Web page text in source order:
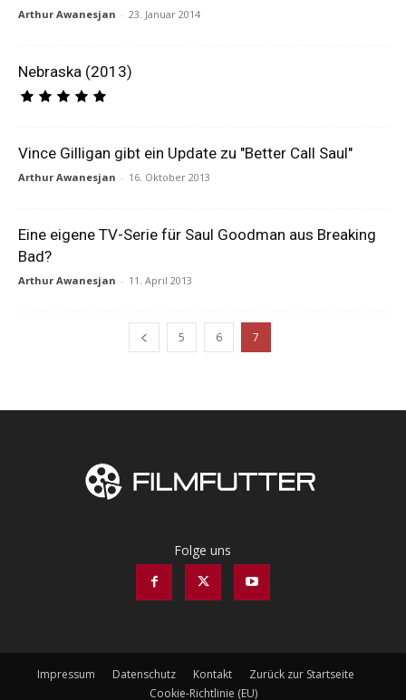
Arthur Awanesjan - 23. Januar 2014
Nebraska (2013)
Vince Gilligan gibt ein Update zu "Better Call Saul"
Arthur Awanesjan - 16. Oktober 2013
Eine eigene TV-Serie für Saul Goodman aus Breaking
Bad?
Arthur Awanesjan - 11. April 2013
5 6 7
Folge uns
Impressum Datenschutz Kontakt
Zurück zur Startseite
Cookie-Richtlinie (EU)